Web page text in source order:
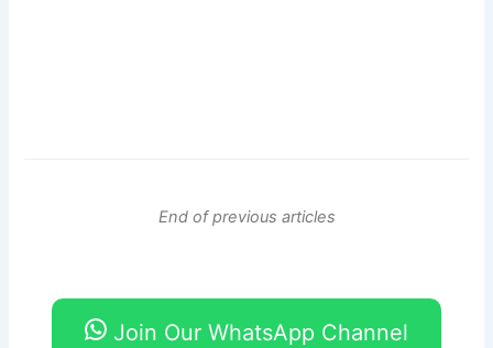
End of previous articles
Join Our WhatsApp Channel